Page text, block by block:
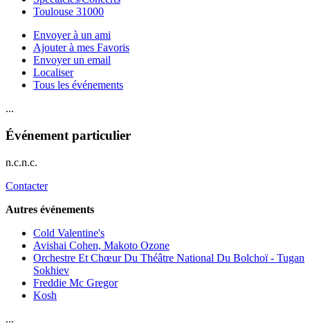
Toulouse 31000
Envoyer à un ami
Ajouter à mes Favoris
Envoyer un email
Localiser
Tous les événements
...
Événement particulier
n.c.n.c.
Contacter
Autres événements
Cold Valentine's
Avishai Cohen, Makoto Ozone
Orchestre Et Chœur Du Théâtre National Du Bolchoï - Tugan
Sokhiev
Freddie Mc Gregor
Kosh
...